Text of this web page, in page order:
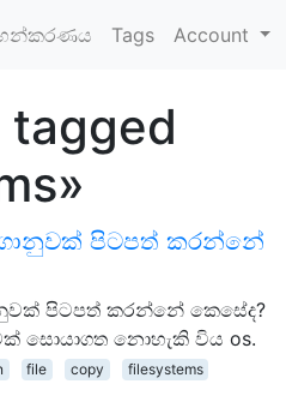
Tags Account
tagged
පිටපත් කරන්නේ
පිටපත් කරන්නේ කෙසේද?
සොයාගත නොහැකි විය os.
file copy
filesystems